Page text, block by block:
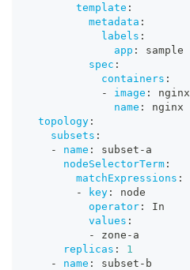
template :
metadata :
labels :
app :
sample
spec :
containers :
-
image : nginx
name :
nginx
topology :
subsets :
-
name : subset - a
nodeSelectorTerm :
matchExpressions :
-
key :
node
operator :
In
values :
-
zone - a
replicas :
1
-
name : subset - b